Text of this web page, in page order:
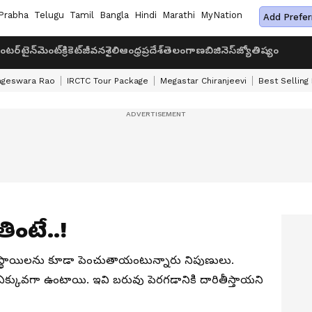
Telugu Tamil Bangla Hindi Marathi MyNation Add
క్రికెట్జీవనశైలిఆంధ్రప్రదేశ్తెలంగాణబిజినెస్జ్యోతిష్యం
Rao IRCTC Tour Package Megastar Chiranjeevi Best Selling
స్థాయిలను కూడా పెంచుతాయంటున్నారు నిపుణులు.
ఎక్కువగా ఉంటాయి. ఇవి బరువు పెరగడానికి దారితీస్తాయని